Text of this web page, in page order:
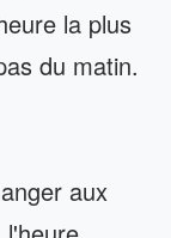
la plus
du matin.
aux